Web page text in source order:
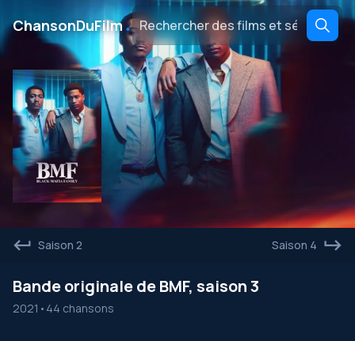
ChansonDuFilm․
Saison 2 Saison 4
Bande originale de BMF, saison 3
2021 • 44 chansons